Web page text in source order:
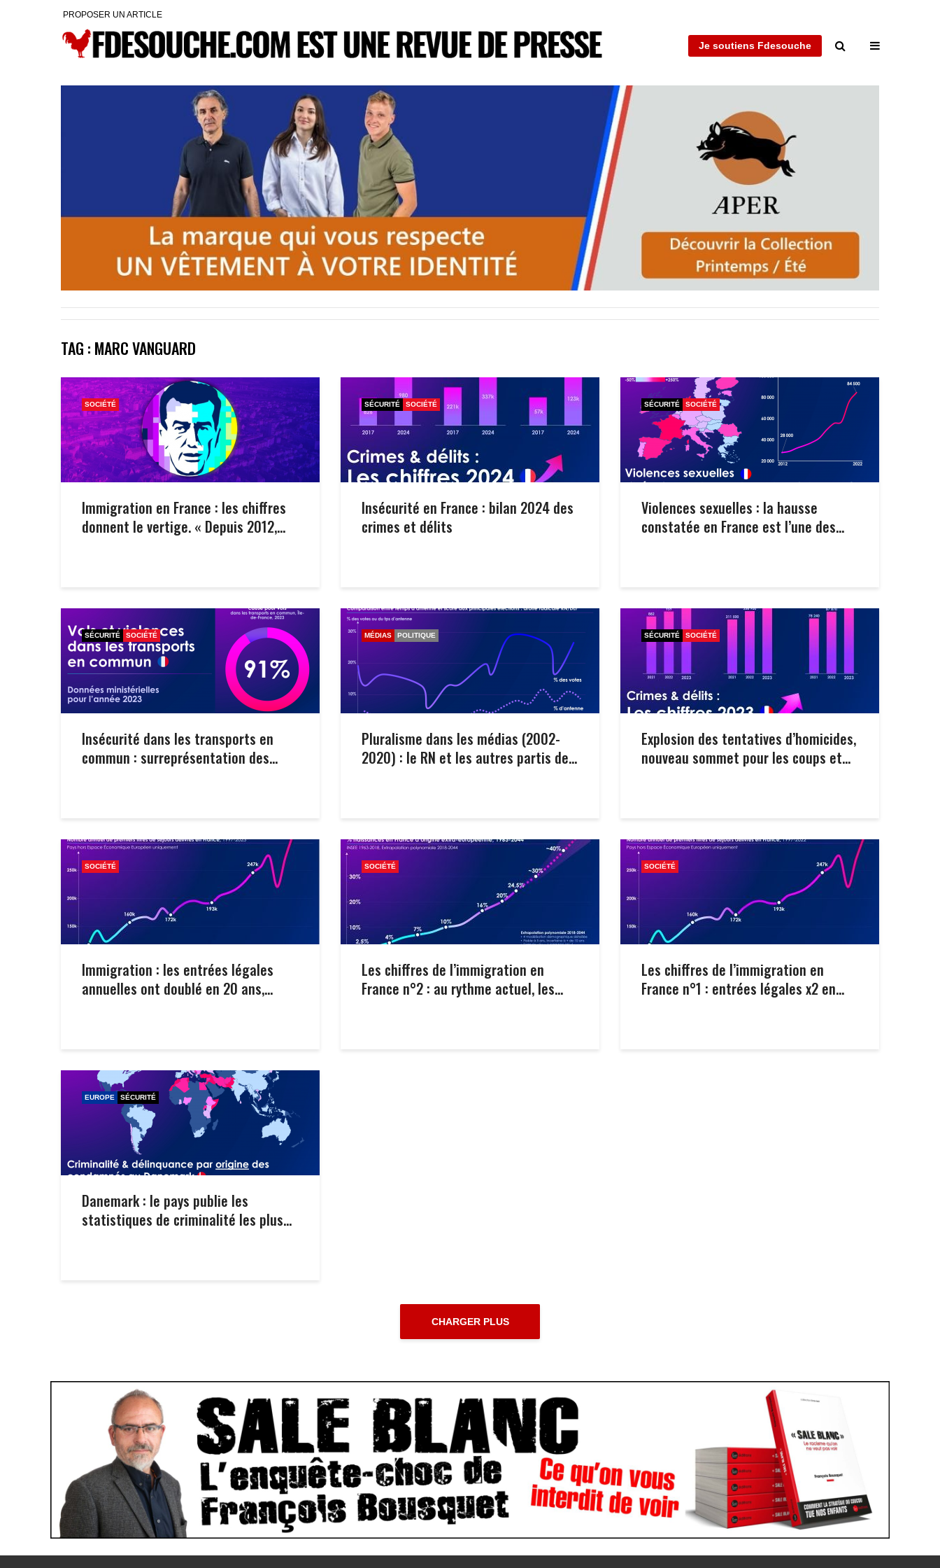
PROPOSER UN ARTICLE
Je soutiens Fdesouche
TAG : MARC VANGUARD
SOCIÉTÉ
Immigration en France : les chiffres
donnent le vertige. « Depuis 2012,...
SÉCURITÉ SOCIÉTÉ
Insécurité en France : bilan 2024 des
crimes et délits
SÉCURITÉ SOCIÉTÉ
Violences sexuelles : la hausse
constatée en France est l’une des...
SÉCURITÉ SOCIÉTÉ
Insécurité dans les transports en
commun : surreprésentation des...
MÉDIAS POLITIQUE
Pluralisme dans les médias (2002-
2020) : le RN et les autres partis de...
SÉCURITÉ SOCIÉTÉ
Explosion des tentatives d’homicides,
nouveau sommet pour les coups et...
SOCIÉTÉ
Immigration : les entrées légales
annuelles ont doublé en 20 ans,...
SOCIÉTÉ
Les chiffres de l’immigration en
France n°2 : au rythme actuel, les...
SOCIÉTÉ
Les chiffres de l’immigration en
France n°1 : entrées légales x2 en...
EUROPE SÉCURITÉ
Danemark : le pays publie les
statistiques de criminalité les plus...
CHARGER PLUS